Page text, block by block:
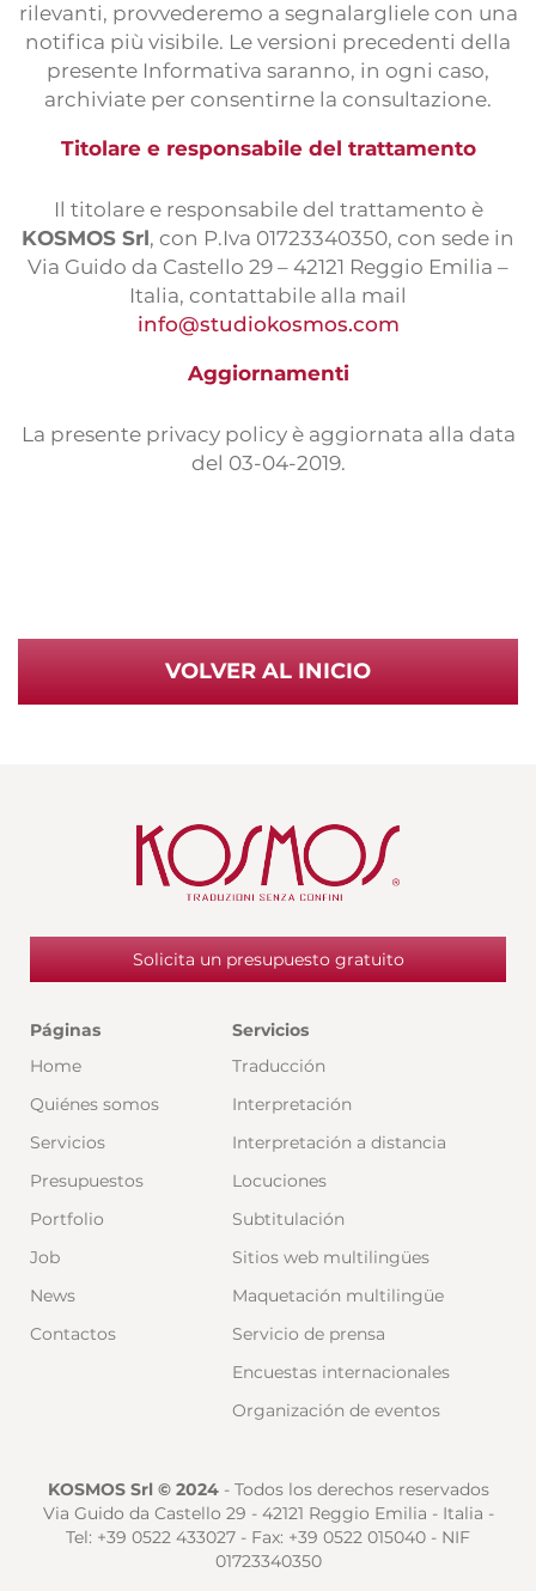
rilevanti, provvederemo a segnalargliele con una
notifica più visibile. Le versioni precedenti della
presente Informativa saranno, in ogni caso,
archiviate per consentirne la consultazione.
Titolare e responsabile del trattamento
Il titolare e responsabile del trattamento è
KOSMOS Srl, con P.Iva 01723340350, con sede in
Via Guido da Castello 29 – 42121 Reggio Emilia –
Italia, contattabile alla mail
info@studiokosmos.com
Aggiornamenti
La presente privacy policy è aggiornata alla data
del 03-04-2019.
VOLVER AL INICIO
Solicita un presupuesto gratuito
Páginas
Home
Quiénes somos
Servicios
Presupuestos
Portfolio
Job
News
Contactos
Servicios
Traducción
Interpretación
Interpretación a distancia
Locuciones
Subtitulación
Sitios web multilingües
Maquetación multilingüe
Servicio de prensa
Encuestas internacionales
Organización de eventos
KOSMOS Srl © 2024- Todos los derechos reservados
Via Guido da Castello 29 - 42121 Reggio Emilia - Italia -
Tel: +39 0522 433027 - Fax: +39 0522 015040 - NIF
01723340350